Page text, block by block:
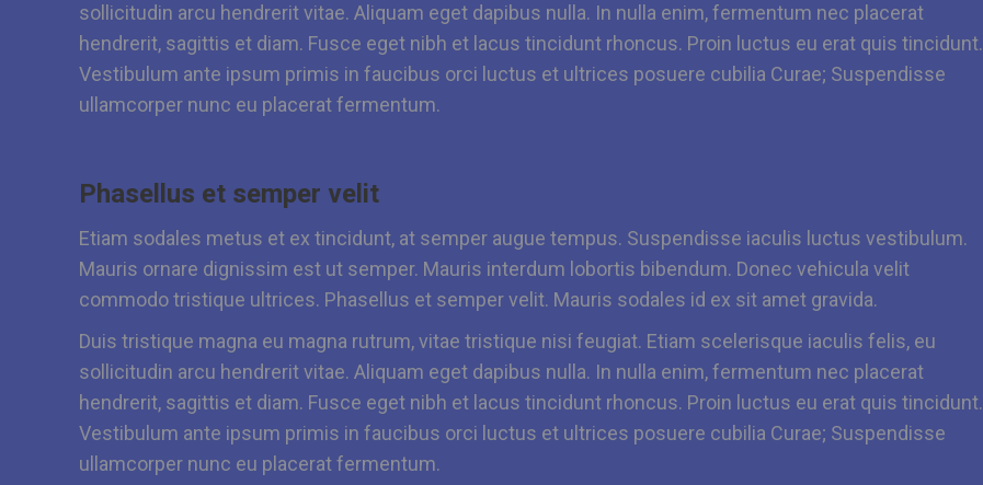
sollicitudin arcu hendrerit vitae. Aliquam eget dapibus nulla. In nulla enim, fermentum nec placerat
hendrerit, sagittis et diam. Fusce eget nibh et lacus tincidunt rhoncus. Proin luctus eu erat quis tincidunt.
Vestibulum ante ipsum primis in faucibus orci luctus et ultrices posuere cubilia Curae; Suspendisse
ullamcorper nunc eu placerat fermentum.
Phasellus et semper velit
Etiam sodales metus et ex tincidunt, at semper augue tempus. Suspendisse iaculis luctus vestibulum.
Mauris ornare dignissim est ut semper. Mauris interdum lobortis bibendum. Donec vehicula velit
commodo tristique ultrices. Phasellus et semper velit. Mauris sodales id ex sit amet gravida.
Duis tristique magna eu magna rutrum, vitae tristique nisi feugiat. Etiam scelerisque iaculis felis, eu
sollicitudin arcu hendrerit vitae. Aliquam eget dapibus nulla. In nulla enim, fermentum nec placerat
hendrerit, sagittis et diam. Fusce eget nibh et lacus tincidunt rhoncus. Proin luctus eu erat quis tincidunt.
Vestibulum ante ipsum primis in faucibus orci luctus et ultrices posuere cubilia Curae; Suspendisse
ullamcorper nunc eu placerat fermentum.